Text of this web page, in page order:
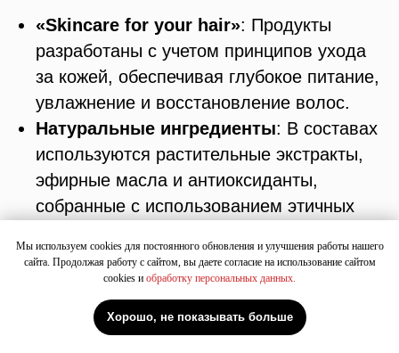
«Skincare for your hair»: Продукты
разработаны с учетом принципов ухода
за кожей, обеспечивая глубокое питание,
увлажнение и восстановление волос.
Натуральные ингредиенты: В составах
используются растительные экстракты,
эфирные масла и антиоксиданты,
собранные с использованием этичных
Безсульфатные и безпарабеновые
формулы: Максимально бережный
уход, сохраняющий здоровье волос и
Мы используем cookies для постоянного обновления и улучшения работы нашего
сайта. Продолжая работу с сайтом, вы даете согласие на использование сайтом
cookies и обработку персональных данных.
Хорошо, не показывать больше